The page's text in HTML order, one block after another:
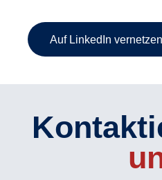
Auf LinkedIn vernetzen